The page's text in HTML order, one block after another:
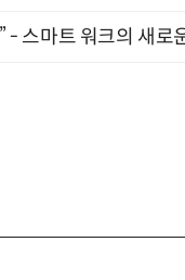
- 스마트 워크의 새